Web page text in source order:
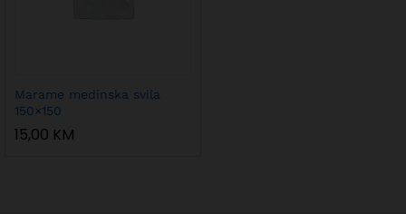
Marame medinska svila
150×150
15,00 KM